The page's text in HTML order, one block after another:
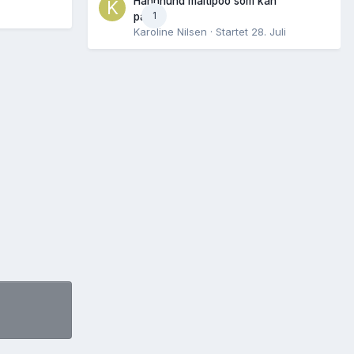
1
parres
Karoline Nilsen · Startet 28. Juli